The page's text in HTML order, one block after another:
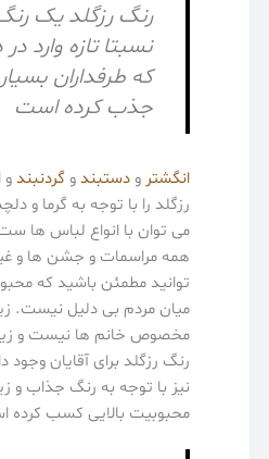
رنگ رزگلد یک
نسبتا تازه وارد
که طرفداران
جذب کرده است
انگشترودستبندوگردنبندو
رزگلد را با توجه به گرما و
می توان با انواع لباس ها
همه مراسمات و جشن ها و
توانید مطمئن باشید که
میان مردم بی دلیل نیست.
مخصوص خانم ها نیست و
رنگ رزگلد برای آقایان وجود
نیز با توجه به رنگ جذاب و
محبوبیت بالایی کسب کرده